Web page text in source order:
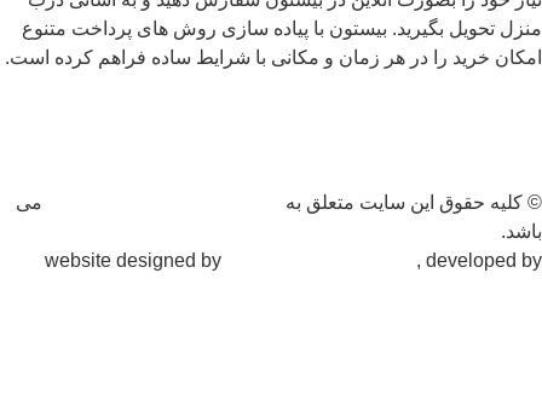
منزل تحویل بگیرید. بیستون با پیاده سازی روش های پرداخت متنوع
امکان خرید را در هر زمان و مکانی با شرایط ساده فراهم کرده است.
© کلیه حقوق این سایت متعلق به
می
باشد.
website designed by
, developed by